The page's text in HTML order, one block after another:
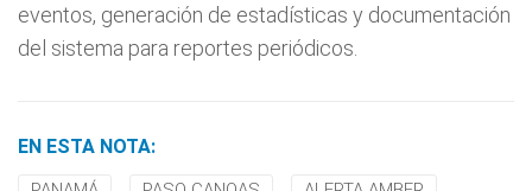
eventos, generación de estadísticas y documentación
del sistema para reportes periódicos.
EN ESTA NOTA: